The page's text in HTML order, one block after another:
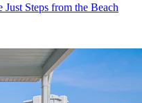
Steps from the Beach